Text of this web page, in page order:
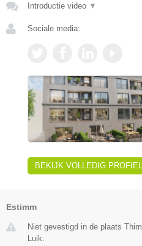
Introductie video ▼
Sociale media:
BEKIJK VOLLEDIG PROFIEL
Estimm
Niet gevestigd in de plaats
Luik.